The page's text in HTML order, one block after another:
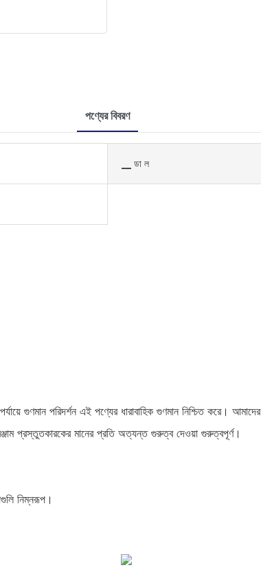
পণ্যের বিবরণ
▁ ডা ল
গুণমান পরিদর্শন এই পণ্যের ধারাবাহিক গুণমান নিশ্চিত করে।
প্রস্তুতকারকের মানের প্রতি অত্যন্ত গুরুত্ব দেওয়া গুরুত্বপূর্ণ।
নিম্নরূপ।